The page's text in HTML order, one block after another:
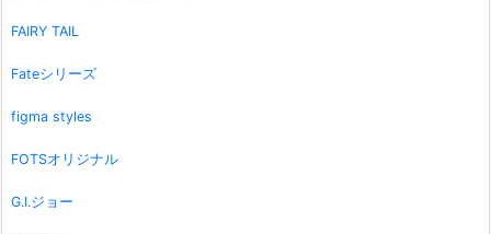
FAIRY TAIL
Fateシリーズ
figma styles
FOTSオリジナル
G.I.ジョー